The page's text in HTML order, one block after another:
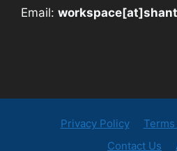
Email:
Privacy Policy
Contact Us